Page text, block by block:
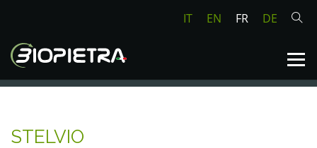
IT EN FR DE
STELVIO